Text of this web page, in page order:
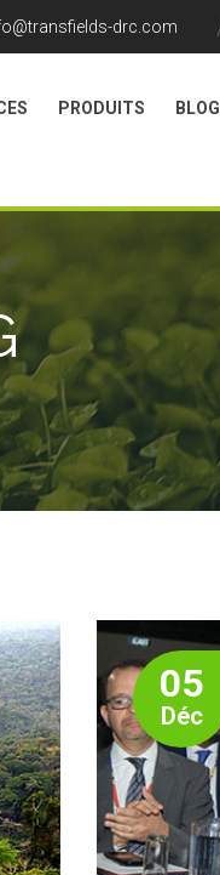
drc.com
PRODUITS BLOG
05
Déc